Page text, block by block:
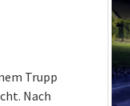
Trupp
Nach